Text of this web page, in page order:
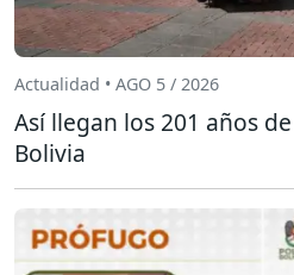
Actualidad • AGO 5 / 2026
Así llegan los 201 años
Bolivia